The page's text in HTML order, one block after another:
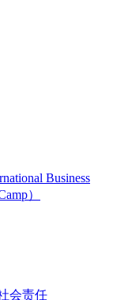
Business
）
会责任